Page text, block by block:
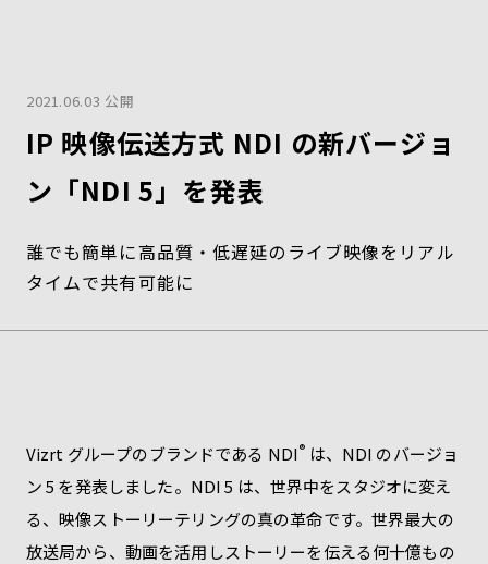
2021.06.03 公開
IP 映像伝送方式 NDI の新バージョ
ン「NDI 5」を発表
誰でも簡単に高品質・低遅延のライブ映像をリアル
タイムで共有可能に
Vizrt グループのブランドである NDI® は、NDI のバージョ
ン 5 を発表しました。NDI 5 は、世界中をスタジオに変え
る、映像ストーリーテリングの真の革命です。世界最大の
放送局から、動画を活用しストーリーを伝える何十億もの